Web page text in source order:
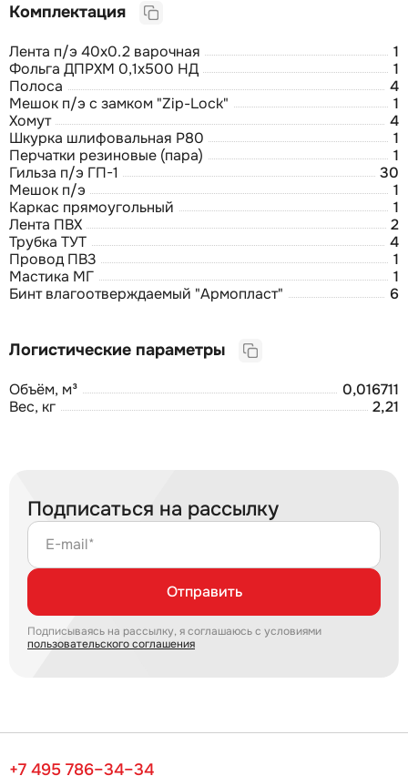
Комплектация
Лента п/э 40х0.2 варочная
1
Фольга ДПРХМ 0,1х500 НД
1
Полоса
4
Мешок п/э с замком "Zip-Lock"
1
Хомут
4
Шкурка шлифовальная Р80
1
Перчатки резиновые (пара)
1
Гильза п/э ГП-1
30
Мешок п/э
1
Каркас прямоугольный
1
Лента ПВХ
2
Трубка ТУТ
4
Провод ПВ3
1
Мастика МГ
1
Бинт влагоотверждаемый "Армопласт"
6
Логистические параметры
Объём, м³
0,016711
Вес, кг
2,21
Подписаться на рассылку
E-mail*
Отправить
Подписываясь на рассылку, я соглашаюсь с условиями
пользовательского соглашения
+7 495 786–34–34